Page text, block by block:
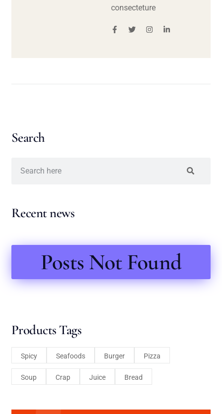
consecteture
Search
Recent news
Posts Not Found
Products Tags
Spicy Seafoods Burger Pizza
Soup Crap Juice Bread